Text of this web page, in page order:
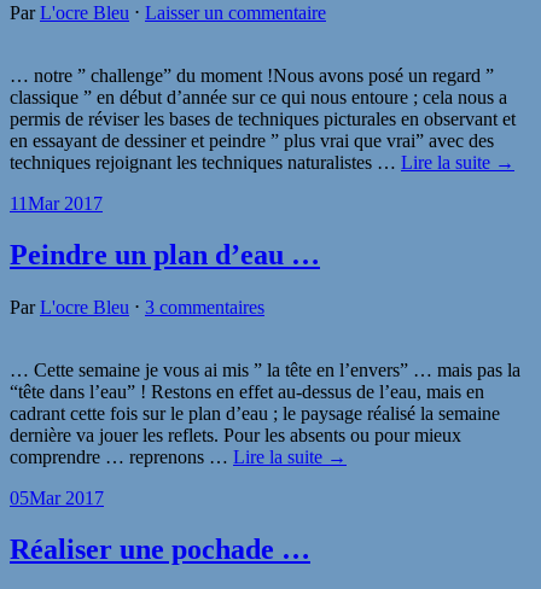
ParL'ocre Bleu ⋅ Laisser un commentaire
… notre ” challenge” du moment !Nous avons posé un regard ”
classique ” en début d’année sur ce qui nous entoure ; cela nous a
permis de réviser les bases de techniques picturales en observant et
en essayant de dessiner et peindre ” plus vrai que vrai” avec des
techniques rejoignant les techniques naturalistes … Lire la suite →
11Mar 2017
Peindre un plan d’eau …
ParL'ocre Bleu ⋅ 3 commentaires
… Cette semaine je vous ai mis ” la tête en l’envers” … mais pas la
“tête dans l’eau” ! Restons en effet au-dessus de l’eau, mais en
cadrant cette fois sur le plan d’eau ; le paysage réalisé la semaine
dernière va jouer les reflets. Pour les absents ou pour mieux
comprendre … reprenons … Lire la suite →
05Mar 2017
Réaliser une pochade …